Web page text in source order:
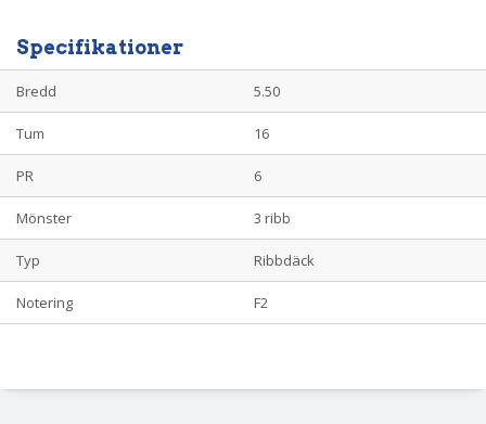
Specifikationer
Bredd 5.50
Tum 16
PR 6
Mönster 3 ribb
Typ Ribbdäck
Notering F2